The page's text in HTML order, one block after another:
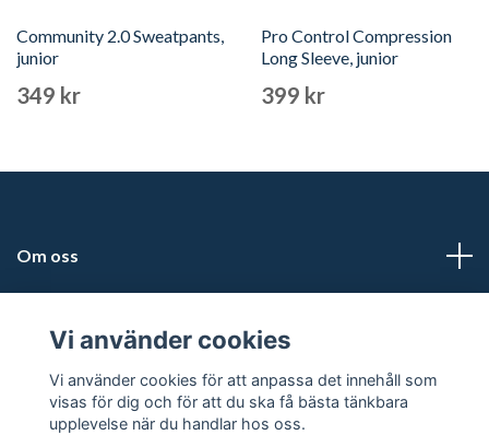
Community 2.0 Sweatpants,
junior
349 kr
Pro Control Compression
Long Sleeve, junior
399 kr
Om oss
Läs mer
Vi använder cookies
Vi använder cookies för att anpassa det innehåll som
visas för dig och för att du ska få bästa tänkbara
upplevelse när du handlar hos oss.